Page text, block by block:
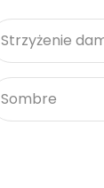
Strzyżenie
Sombre